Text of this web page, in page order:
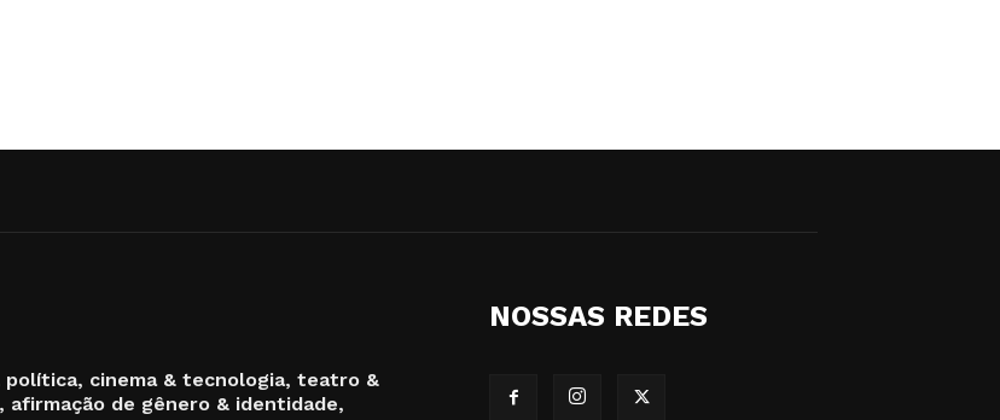
política, cinema & tecnologia, teatro &
de gênero & identidade,
NOSSAS REDES